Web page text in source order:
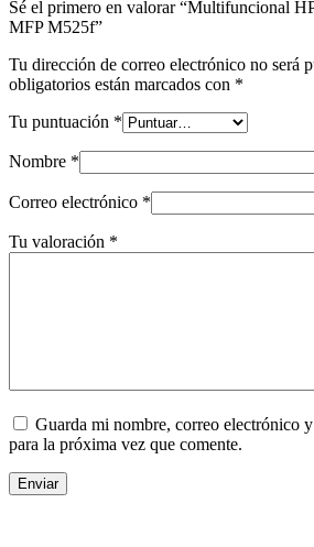
Sé el primero en valorar “Multifuncional
MFP M525f”
Tu dirección de correo electrónico no será
obligatorios están marcados con *
Tu puntuación *
Nombre *
Correo electrónico *
Tu valoración *
Guarda mi nombre, correo electrónico
para la próxima vez que comente.
Enviar